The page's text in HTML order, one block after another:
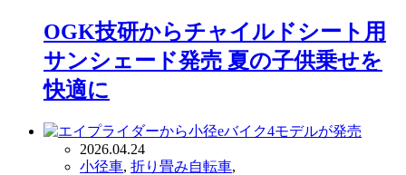
OGK技研からチャイルドシート用
サンシェード発売 夏の子供乗せを
快適に
2026.04.24
小径車, 折り畳み自転車,